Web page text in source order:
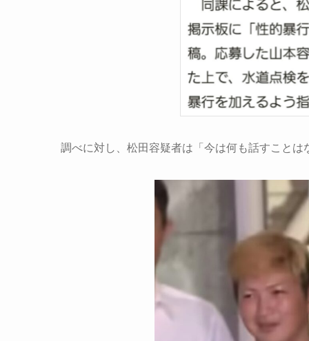
調べに対し、松田容疑者は「今は何も話すこと